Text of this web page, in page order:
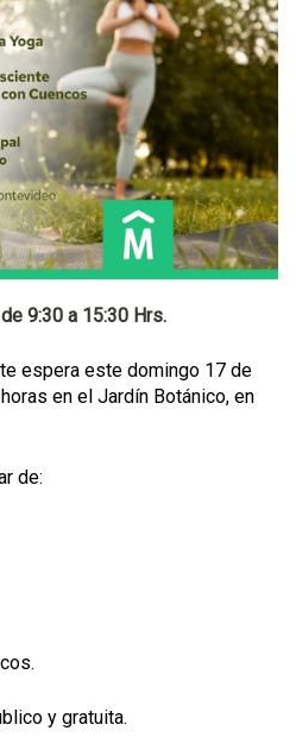
9:30 a 15:30 Hrs.
espera este domingo 17 de
en el Jardín Botánico, en
de:
y gratuita.